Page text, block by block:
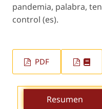
pandemia, palabra,
control (es).
PDF
Resumen